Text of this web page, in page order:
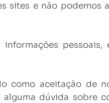
sites e não podemos
pessoais,
como aceitação de
dúvida sobre